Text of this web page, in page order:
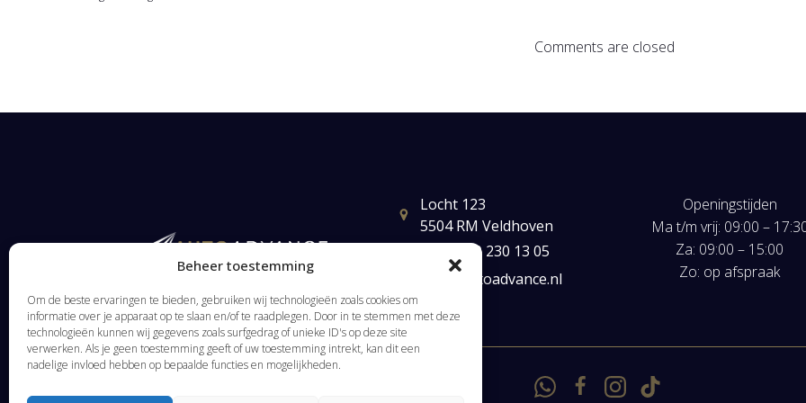
Beheer toestemming
Om de beste ervaringen te bieden, gebruiken wij technologieën zoals cookies om
informatie over je apparaat op te slaan en/of te raadplegen. Door in te stemmen met deze
technologieën kunnen wij gegevens zoals surfgedrag of unieke ID's op deze site
verwerken. Als je geen toestemming geeft of uw toestemming intrekt, kan dit een
nadelige invloed hebben op bepaalde functies en mogelijkheden.
Comments are closed
Locht 123
5504 RM Veldhoven
+31(0) 40 230 13 05
mail@autoadvance.nl
Openingstijden
Ma t/m vrij: 09:00 –
Za: 09:00 – 15:00
Zo: op afspraak